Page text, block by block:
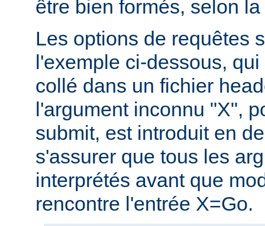
être bien formés, selon
Les options de requêtes
l'exemple ci-dessous,
collé dans un fichier
l'argument inconnu "X",
submit, est introduit en
s'assurer que tous les
interprétés avant que
rencontre l'entrée X=Go.